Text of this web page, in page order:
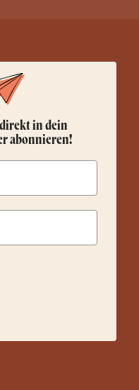
in dein
abonnieren!